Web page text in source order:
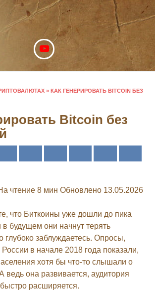
» КАК ГЕНЕРИРОВАТЬ BITCOIN БЕЗ
Bitcoin без
чтение 8 мин Обновлено 13.05.2026
что Биткоины уже дошли до пика
в будущем они начнут терять
глубоко заблуждаетесь. Опросы,
в начале 2018 года показали,
хотя бы что-то слышали о
ведь она развивается, аудитория
расширяется.